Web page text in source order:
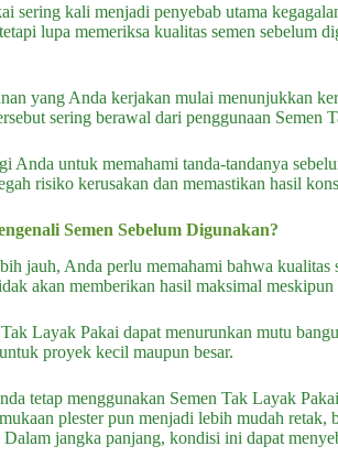
sering kali menjadi penyebab utama
lupa memeriksa kualitas semen
yang Anda kerjakan mulai menunjukkan
sering berawal dari penggunaan Semen
Anda untuk memahami tanda-tandanya
risiko kerusakan dan memastikan hasil
Semen Sebelum Digunakan?
jauh, Anda perlu memahami bahwa
akan memberikan hasil maksimal
Layak Pakai dapat menurunkan mutu
proyek kecil maupun besar.
tetap menggunakan Semen Tak Layak
plester pun menjadi lebih mudah
Dalam jangka panjang, kondisi ini dapat